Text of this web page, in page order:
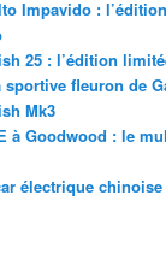
Impavido :
25 : l’édition
fleuron de
Mk3
à Goodwood : le
électrique